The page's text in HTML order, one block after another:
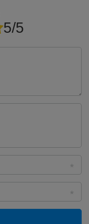
5/5